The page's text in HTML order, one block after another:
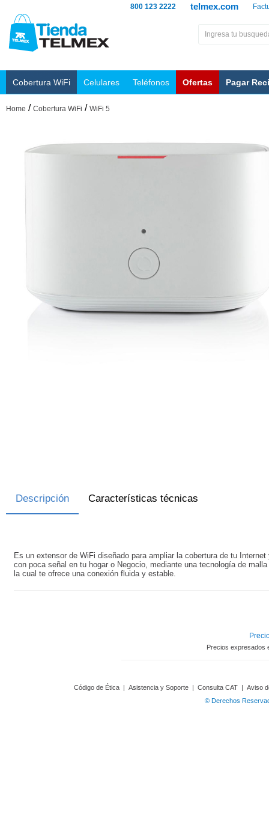
telmex.com
800 123 2222
Cobertura WiFi Celulares Teléfonos Ofertas Pagar
Home / Cobertura WiFi / WiFi 5
Descripción Características técnicas
Es un extensor de WiFi diseñado para ampliar la cobertura de tu
con poca señal en tu hogar o Negocio, mediante una tecnología de
la cual te ofrece una conexión fluida y estable.
Precios expresados
Código de Ética | Asistencia y Soporte | Consulta CAT | Aviso
© Derechos